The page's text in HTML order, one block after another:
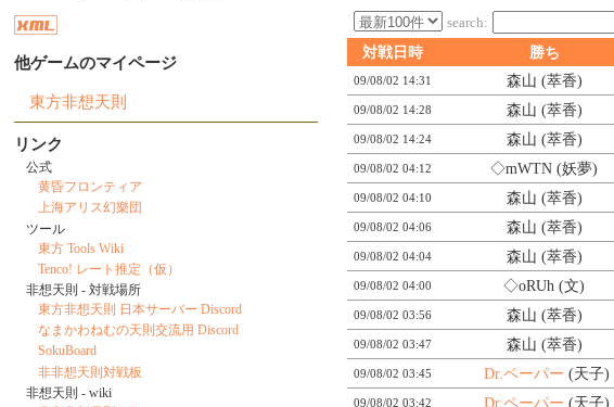
search:
対戦日時
勝ち
09/08/02 14:31 森山 (萃香)
09/08/02 14:28 森山 (萃香)
09/08/02 14:24 森山 (萃香)
09/08/02 04:12 ◇mWTN (妖夢)
09/08/02 04:10 森山 (萃香)
09/08/02 04:06 森山 (萃香)
09/08/02 04:04 森山 (萃香)
09/08/02 04:00 ◇oRUh (文)
09/08/02 03:56 森山 (萃香)
09/08/02 03:47 森山 (萃香)
09/08/02 03:45 Dr.ペーパー (天子)
09/08/02 03:42 Dr.ペーパー (天子)
他ゲームのマイページ
東方非想天則
リンク
公式
黄昏フロンティア
上海アリス幻樂団
ツール
東方 Tools Wiki
Tenco! レート推定（仮）
非想天則 - 対戦場所
東方非想天則 日本サーバー Discord
なまかわねむの天則交流用 Discord
SokuBoard
非非想天則対戦板
非想天則 - wiki